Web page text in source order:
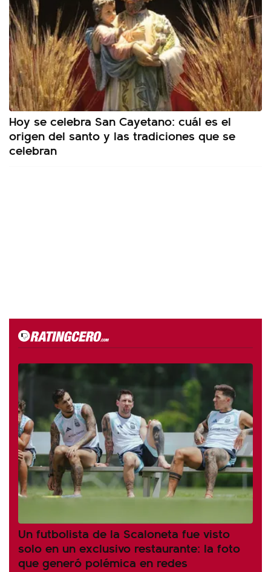
Hoy se celebra San Cayetano: cuál es el
origen del santo y las tradiciones que se
celebran
Un futbolista de la Scaloneta fue visto
solo en un exclusivo restaurante: la foto
que generó polémica en redes